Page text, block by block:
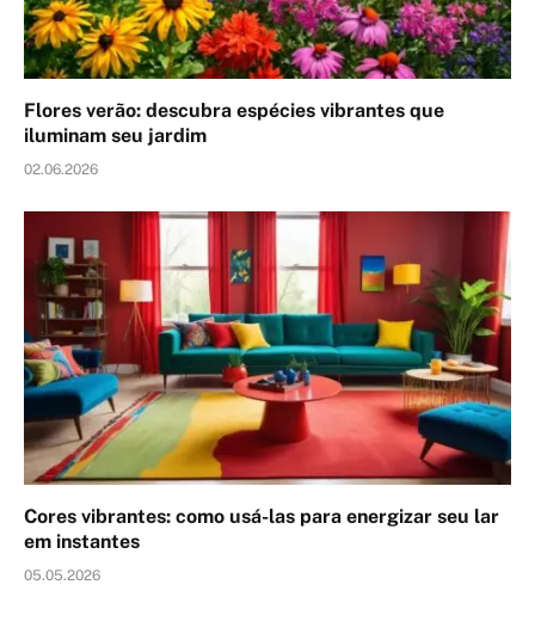
Flores verão: descubra espécies vibrantes que
iluminam seu jardim
02.06.2026
Cores vibrantes: como usá-las para energizar seu lar
em instantes
05.05.2026